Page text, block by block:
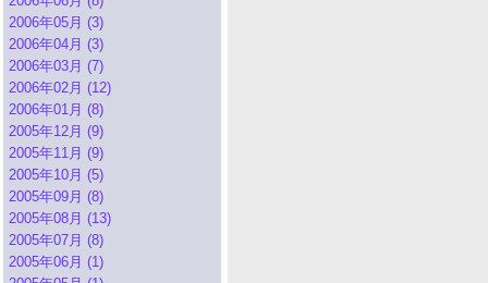
2006年05月 (3)
2006年04月 (3)
2006年03月 (7)
2006年02月 (12)
2006年01月 (8)
2005年12月 (9)
2005年11月 (9)
2005年10月 (5)
2005年09月 (8)
2005年08月 (13)
2005年07月 (8)
2005年06月 (1)